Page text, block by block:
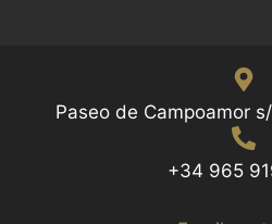
Paseo de Campoamor
+34 965